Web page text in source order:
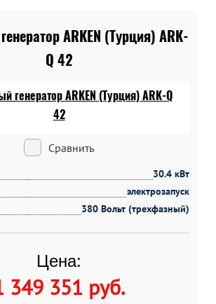
ARKEN (Турция) ARK-
Q 42
Сравнить
30.4 кВт
электрозапуск
380 Вольт (трехфазный)
Цена:
349 351 руб.